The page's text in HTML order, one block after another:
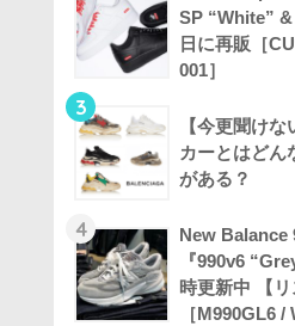
SP “White”
日に再販［
001］
3
【今更聞け
カーとはどん
がある？
4
New Balance
『990v6
時更新中 【リ
［M990GL6 /